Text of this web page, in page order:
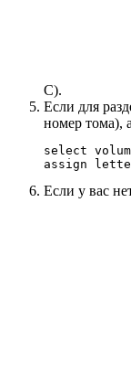
C).
Если для
номер тома),
select
assign
Если у вас